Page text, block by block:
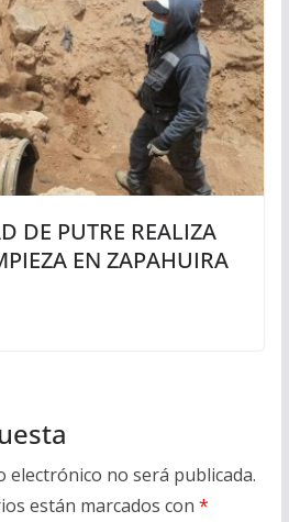
DE PUTRE REALIZA
EN ZAPAHUIRA
electrónico no será publicada.
están marcados con *